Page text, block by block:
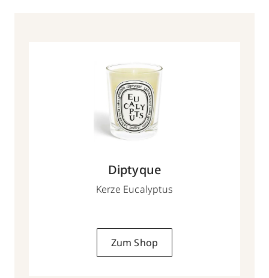
Diptyque
Kerze Eucalyptus
Zum Shop